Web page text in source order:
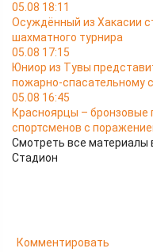
05.08 18:11
Осуждённый из Хакасии
шахматного турнира
05.08 17:15
Юниор из Тувы
пожарно-спасательному
05.08 16:45
Красноярцы – бронзовые
спортсменов с
Смотреть все материалы
Стадион
Комментировать